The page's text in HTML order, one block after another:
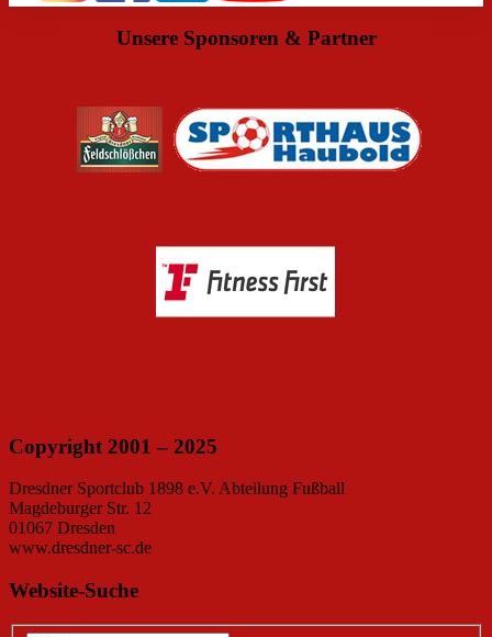
Unsere Sponsoren & Partner
Copyright 2001 – 2025
Dresdner Sportclub 1898 e.V. Abteilung Fußball
Magdeburger Str. 12
01067 Dresden
www.dresdner-sc.de
Website-Suche